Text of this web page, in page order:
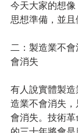
今天大家的想
思想準備，並且
二：製造業不
會消失
有人說實體製
造業不會消失
會消失。技術